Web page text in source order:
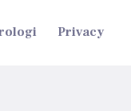
Privacy